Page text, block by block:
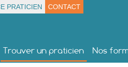
PRATICIEN CONTACT
Trouver un praticien Nos